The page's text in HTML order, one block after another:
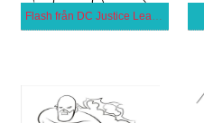
Flash från DC Justice League